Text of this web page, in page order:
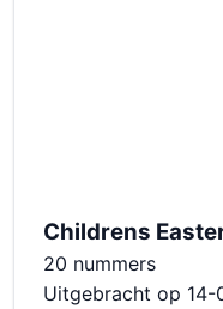
Childrens
20 nummers
Uitgebracht op 14-